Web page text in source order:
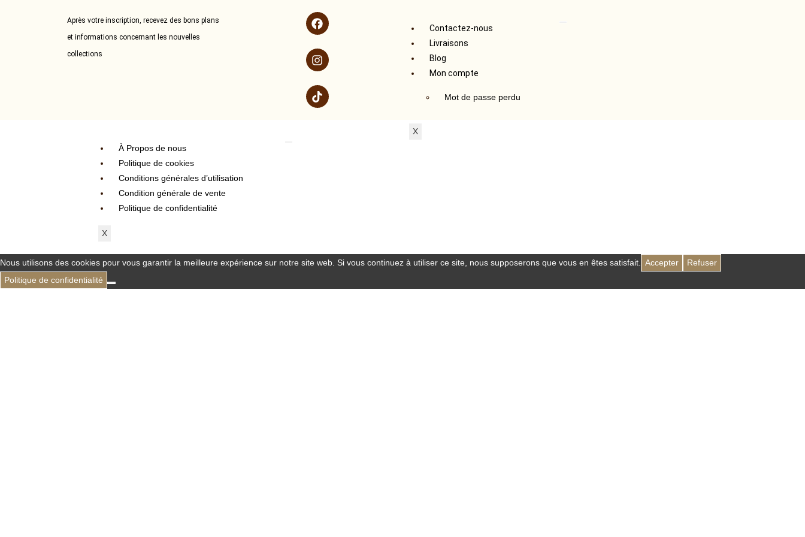
Après votre inscription, recevez des bons plans
et informations concernant les nouvelles
collections
Contactez-nous
Livraisons
Blog
Mon compte
Mot de passe perdu
X
À Propos de nous
Politique de cookies
Conditions générales d’utilisation
Condition générale de vente
Politique de confidentialité
X
Nous utilisons des cookies pour vous garantir la meilleure expérience sur notre site web. Si vous continuez à utiliser ce site, nous supposerons que vous en êtes satisfait. Accepter
Refuser
Politique de confidentialité